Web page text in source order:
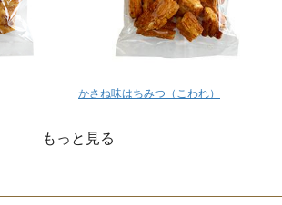
かさね味はちみつ（こわれ）
もっと見る